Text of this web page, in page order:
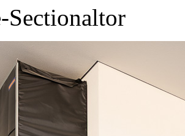
Sectionaltor